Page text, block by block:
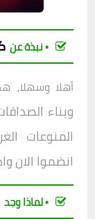
▪︎ نبذة عن
أهلا وسهلا،
وبناء
المنوعات
انضموا الان
▪︎ لماذا وجد